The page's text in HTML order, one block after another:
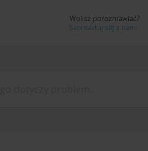
Wolisz porozmawiać?
Skontaktuj się z nami.